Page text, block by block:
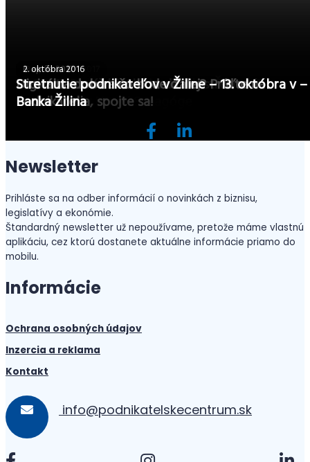
12. septembra 2017
FORBES: Business Leaders Club v Žiline 19.
septembra v Novej Synagóge
13. apríla 2017
Preverte si váš biznis model na stretnutí
Podnikatelia, spojte sa!
6. apríla 2017
Digitálna doba a čo bude ďalej? Príďte na
Podnikatelia, spojte sa!
2. októbra 2016
Stretnutie podnikateľov v Žiline – 13. októbra v –
Banka Žilina
Newsletter
Prihláste sa na odber informácií o novinkách z biznisu,
legislatívy a ekonómie.
Štandardný newsletter už nepoužívame, pretože máme vlastnú
aplikáciu, cez ktorú dostanete aktuálne informácie priamo do
mobilu.
Informácie
Ochrana osobných údajov
Inzercia a reklama
Kontakt
info@podnikatelskecentrum.sk